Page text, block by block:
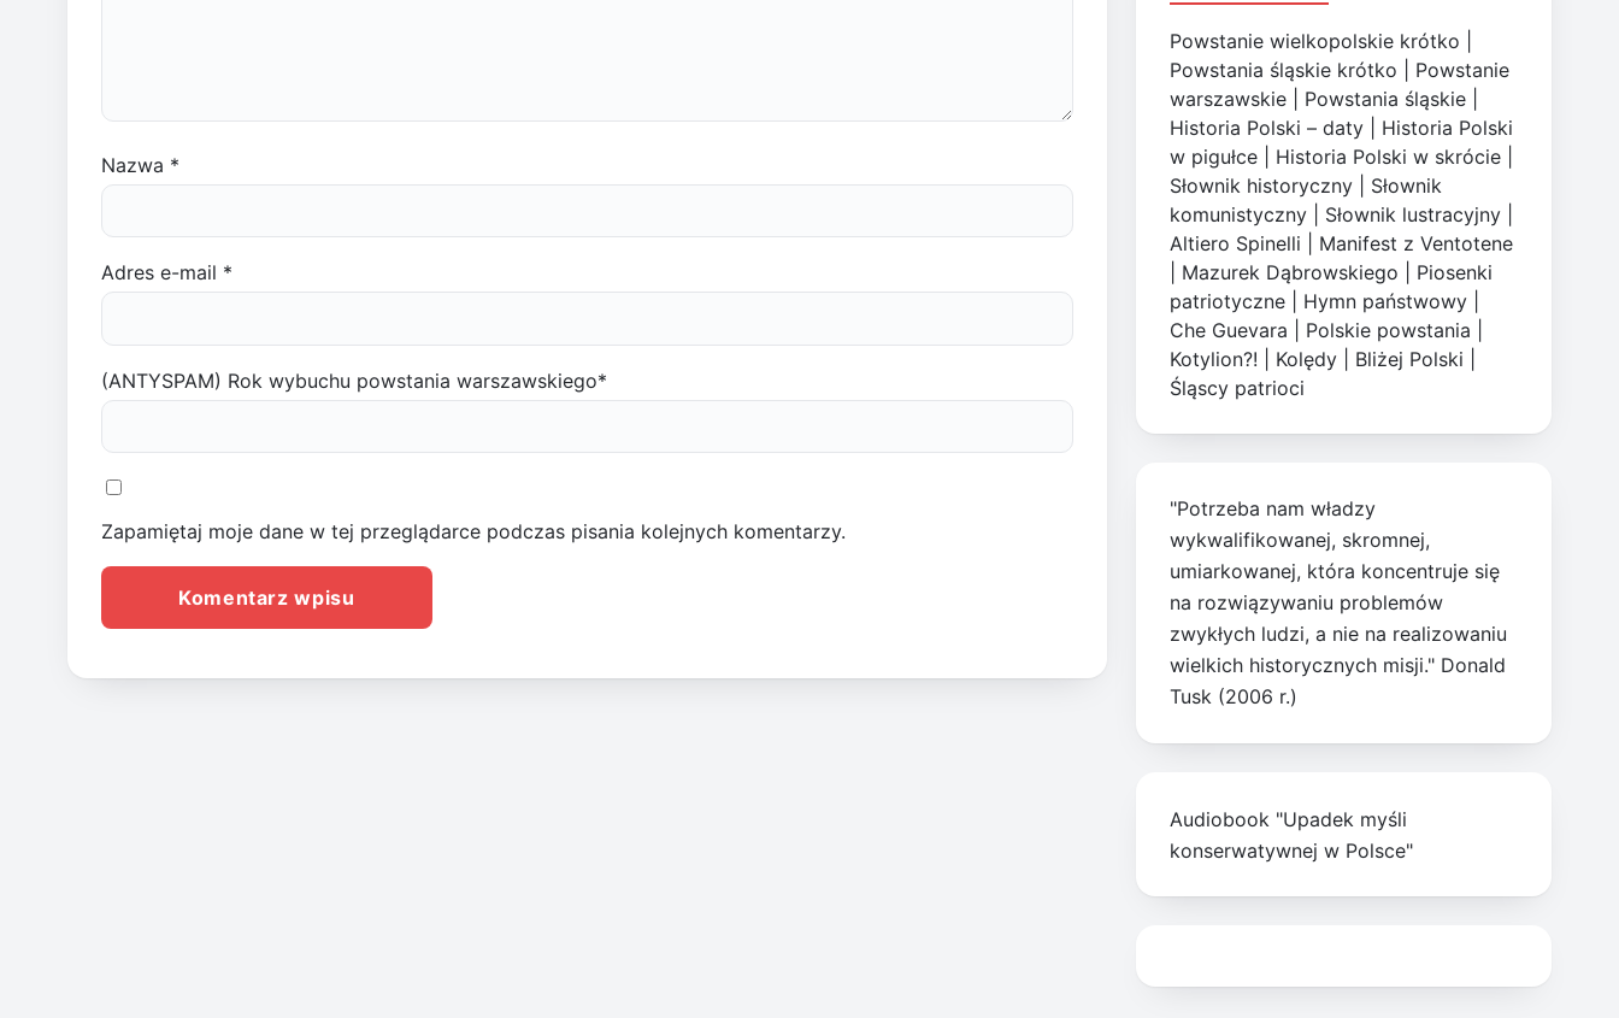
Nazwa *
Adres e-mail *
(ANTYSPAM) Rok wybuchu powstania warszawskiego*
Zapamiętaj moje dane w tej przeglądarce podczas pisania kolejnych komentarzy.
Powstanie wielkopolskie krótko
Powstania śląskie krótko
Powstanie
warszawskie
Powstania śląskie
Historia Polski – daty
Historia Polski
w pigułce
Historia Polski w skrócie
Słownik historyczny
Słownik
komunistyczny
Słownik lustracyjny
Altiero Spinelli
Manifest z Ventotene
Mazurek Dąbrowskiego
Piosenki
patriotyczne
Hymn państwowy
Che Guevara
Polskie powstania
Kotylion?!
Kolędy Bliżej Polski
Śląscy patrioci
"Potrzeba nam władzy
wykwalifikowanej, skromnej,
umiarkowanej, która koncentruje się
na rozwiązywaniu problemów
zwykłych ludzi, a nie na realizowaniu
wielkich historycznych misji." Donald
Tusk (2006 r.)
Audiobook "Upadek myśli
konserwatywnej w Polsce"